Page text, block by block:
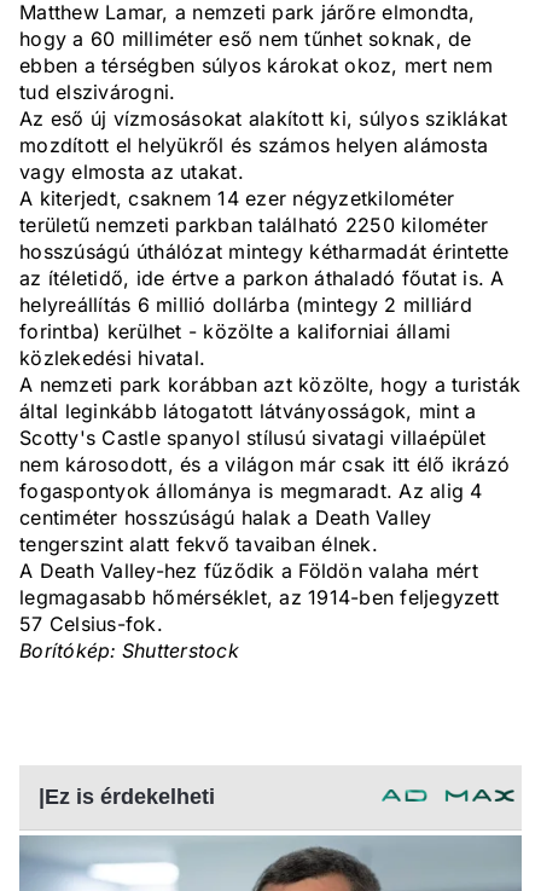
Matthew Lamar, a nemzeti park járőre elmondta,
hogy a 60 milliméter eső nem tűnhet soknak, de
ebben a térségben súlyos károkat okoz, mert nem
tud elszivárogni.
Az eső új vízmosásokat alakított ki, súlyos sziklákat
mozdított el helyükről és számos helyen alámosta
vagy elmosta az utakat.
A kiterjedt, csaknem 14 ezer négyzetkilométer
területű nemzeti parkban található 2250 kilométer
hosszúságú úthálózat mintegy kétharmadát érintette
az ítéletidő, ide értve a parkon áthaladó főutat is. A
helyreállítás 6 millió dollárba (mintegy 2 milliárd
forintba) kerülhet - közölte a kaliforniai állami
közlekedési hivatal.
A nemzeti park korábban azt közölte, hogy a turisták
által leginkább látogatott látványosságok, mint a
Scotty's Castle spanyol stílusú sivatagi villaépület
nem károsodott, és a világon már csak itt élő ikrázó
fogaspontyok állománya is megmaradt. Az alig 4
centiméter hosszúságú halak a Death Valley
tengerszint alatt fekvő tavaiban élnek.
A Death Valley-hez fűződik a Földön valaha mért
legmagasabb hőmérséklet, az 1914-ben feljegyzett
57 Celsius-fok.
Borítókép: Shutterstock